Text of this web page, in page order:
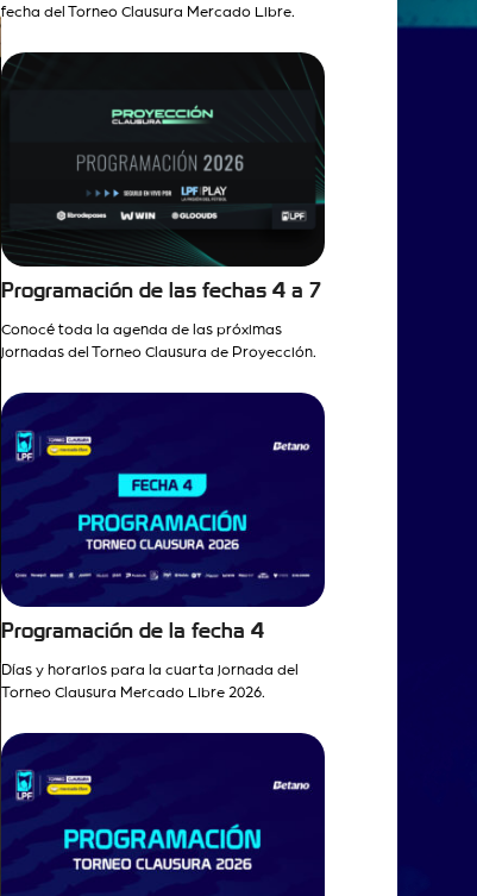
fecha del Torneo Clausura Mercado Libre.
Programación de las fechas 4 a 7
Conocé toda la agenda de las próximas
jornadas del Torneo Clausura de Proyección.
Programación de la fecha 4
Días y horarios para la cuarta jornada del
Torneo Clausura Mercado Libre 2026.